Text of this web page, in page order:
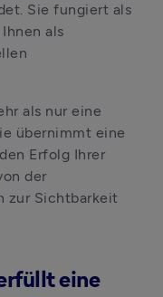
Sie fungiert als
als
als nur eine
übernimmt eine
Erfolg Ihrer
der
zur Sichtbarkeit
eine